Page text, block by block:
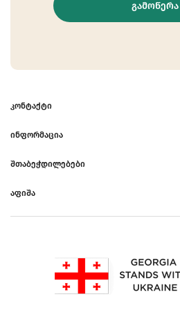
ᲒᲐᲛᲝᲬᲔᲠᲐ
ᲙᲝᲜᲢᲐᲥᲢᲘ
ᲘᲜᲤᲝᲠᲛᲐᲪᲘᲐ
ᲨᲗᲐᲑᲔᲭᲓᲘᲚᲔᲑᲔᲑᲘ
ᲐᲤᲘᲨᲐ